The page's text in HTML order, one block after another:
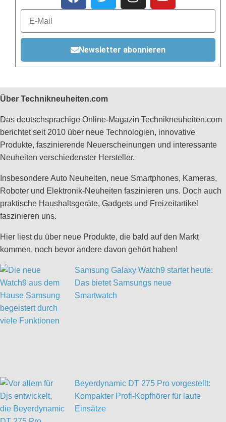
Newsletter abonnieren
Über Technikneuheiten.com
Das deutschsprachige Online-Magazin Technikneuheiten.com
berichtet seit 2010 über neue Technologien, innovative
Produkte, faszinierende Neuerscheinungen und interessante
Neuheiten verschiedenster Hersteller.
Insbesondere Auto Neuheiten, neue Smartphones, Kameras,
Roboter und Elektronik-Neuheiten faszinieren uns. Doch auch
praktische Haushaltsgeräte, Gadgets und Freizeitartikel
faszinieren uns.
Hier liest du über neue Produkte, die bald auf den Markt
kommen, noch bevor andere davon gehört haben!
Samsung Galaxy Watch9 startet heute:
Das bietet Samsungs neue
Smartwatch
Beyerdynamic DT 275 Pro vorgestellt:
Kompakter Profi-Kopfhörer für laute
Einsätze